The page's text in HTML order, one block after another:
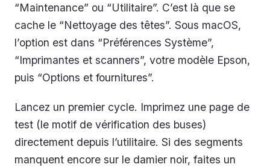
“Maintenance” ou “Utilitaire”. C’est là que se
cache le “Nettoyage des têtes”. Sous macOS,
l’option est dans “Préférences Système”,
“Imprimantes et scanners”, votre modèle Epson,
puis “Options et fournitures”.
Lancez un premier cycle. Imprimez une page de
test (le motif de vérification des buses)
directement depuis l’utilitaire. Si des segments
manquent encore sur le damier noir, faites un